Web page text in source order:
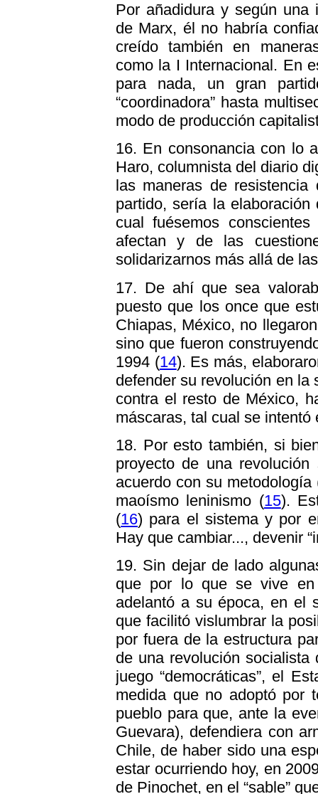
Por añadidura y según una
de Marx, él no habría
creído también en
como la I Internacional. En
para nada, un gran
“coordinadora” hasta
modo de producción
16. En consonancia con lo
Haro, columnista del diario
las maneras de
partido, sería la elaboración
cual fuésemos
afectan y de las
solidarizarnos más allá de
17. De ahí que sea
puesto que los once que
Chiapas, México, no
sino que fueron
1994 (14). Es más,
defender su revolución en la
contra el resto de México,
máscaras, tal cual se intentó
18. Por esto también, si
proyecto de una
acuerdo con su
maoísmo leninismo (15).
(16) para el sistema y por
Hay que cambiar..., devenir
19. Sin dejar de lado
que por lo que se vive en
adelantó a su época, en el
que facilitó vislumbrar la
por fuera de la estructura
de una revolución
juego “democráticas”, el
medida que no adoptó por
pueblo para que, ante la
Guevara), defendiera con
Chile, de haber sido una
estar ocurriendo hoy, en
de Pinochet, en el “sable”